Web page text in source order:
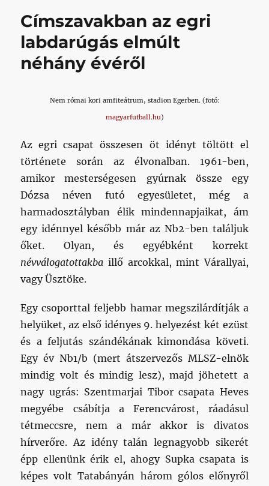
Címszavakban az egri
labdarúgás elmúlt
néhány évéről
Nem római kori amfiteátrum, stadion Egerben. (fotó:
magyarfutball.hu)
Az egri csapat összesen öt idényt töltött el
története során az élvonalban. 1961-ben,
amikor mesterségesen gyúrnak össze egy
Dózsa néven futó egyesületet, még a
harmadosztályban élik mindennapjaikat, ám
egy idénnyel később már az Nb2-ben találjuk
őket. Olyan, és egyébként korrekt
névválogatottakba illő arcokkal, mint Várallyai,
vagy Üsztöke.
Egy csoporttal feljebb hamar megszilárdítják a
helyüket, az első idényes 9. helyezést két ezüst
és a feljutás szándékának kimondása követi.
Egy év Nb1/b (mert átszervezős MLSZ-elnök
mindig volt és mindig lesz), majd jöhetett a
nagy ugrás: Szentmarjai Tibor csapata Heves
megyébe csábítja a Ferencvárost, ráadásul
tétmeccsre, nem a már akkor is divatos
hírverőre. Az idény talán legnagyobb sikerét
épp ellenünk érik el, ahogy Supka csapata is
képes volt Tatabányán három gólos előnyről